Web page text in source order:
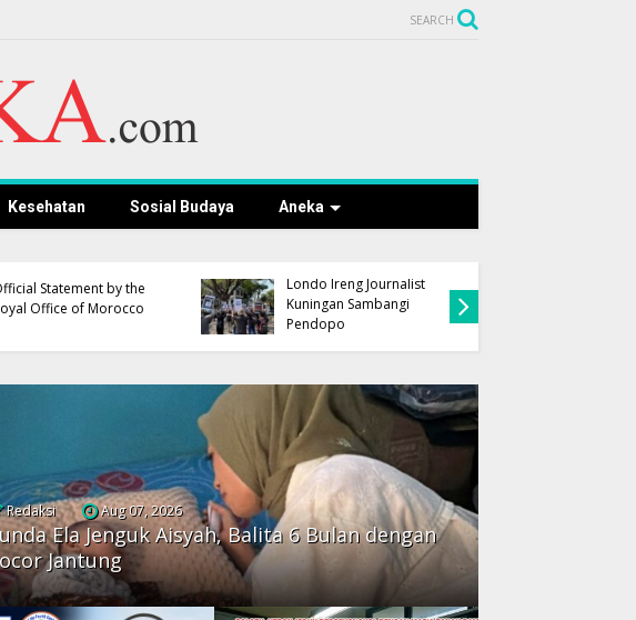
SEARCH
Kesehatan Sosial Budaya Aneka
Statement by the
Office of Morocco
Londo Ireng Journalist
Kuningan Sambangi
Pendopo
Redaksi Aug 07, 2026
Ela Jenguk Aisyah, Balita 6 Bulan dengan
Jantung